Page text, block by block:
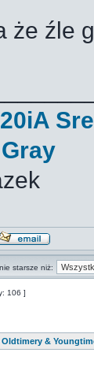
że źle
starsze niż:
106 ]
Oldtimery &